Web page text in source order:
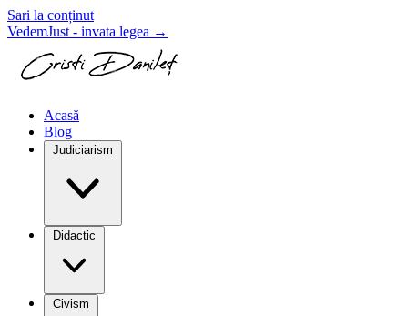
Sari la conținut
VedemJust - invata legea →
Acasă
Blog
Judiciarism
Didactic
Civism